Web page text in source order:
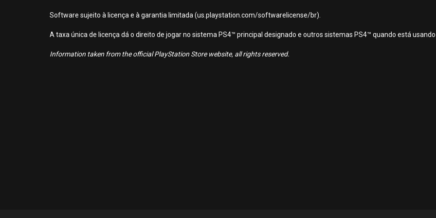
Software sujeito à licença e à garantia limitada (us.playstation.com/softwarelicense/br).
A taxa única de licença dá o direito de jogar no sistema PS4™ principal designado e outros sistemas PS4™ quando está
Information taken from the official PlayStation Store website, all rights reserved.